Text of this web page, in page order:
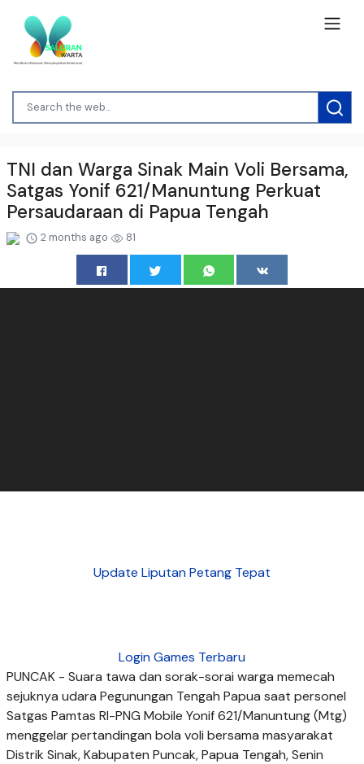
TNI dan Warga Sinak Main Voli Bersama,
Satgas Yonif 621/Manuntung Perkuat
Persaudaraan di Papua Tengah
2 months ago 81
Update Liputan Petang Tepat
Login Games Terbaru
PUNCAK - Suara tawa dan sorak-sorai warga memecah
sejuknya udara Pegunungan Tengah Papua saat personel
Satgas Pamtas RI-PNG Mobile Yonif 621/Manuntung (Mtg)
menggelar pertandingan bola voli bersama masyarakat
Distrik Sinak, Kabupaten Puncak, Papua Tengah, Senin